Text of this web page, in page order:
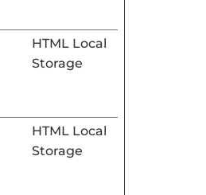
HTML Local
Storage
HTML Local
Storage